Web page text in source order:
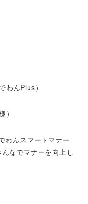
わんPlus）
）
わんスマートマナー
なでマナーを向上し